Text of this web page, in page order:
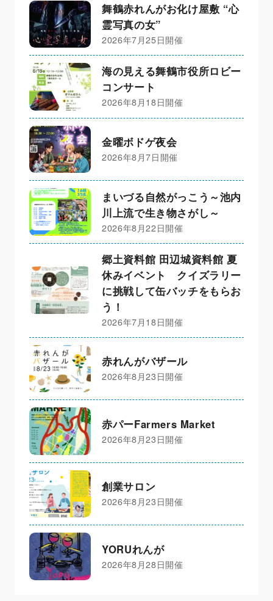
舞鶴赤れんがお化け屋敷 “心
霊写真の女”
2026年7月25日開催
海の見える舞鶴市役所ロビー
コンサート
2026年8月18日開催
金曜ボドゲ夜会
2026年8月7日開催
まいづる自然がっこう～池内
川上流で生き物さがし～
2026年8月22日開催
郷土資料館 田辺城資料館 夏
休みイベント クイズラリー
に挑戦して缶バッチをもらお
う！
2026年7月18日開催
赤れんがバザール
2026年8月23日開催
赤パーFarmers Market
2026年8月23日開催
創業サロン
2026年8月23日開催
YORUれんが
2026年8月28日開催